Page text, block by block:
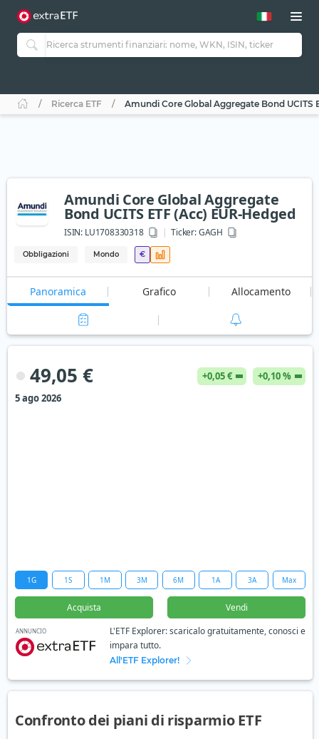
Ricerca ETF Amundi Core Global Aggregate Bond UCITS
Amundi Core Global Aggregate
Bond UCITS ETF (Acc) EUR-Hedged
ISIN: LU1708330318 Ticker:GAGH
Obbligazioni Mondo €
Panoramica Grafico Allocamento
49,05 € +0,05 €
+0,10 %
5 ago 2026
1G 1S 1M 3M 6M 1A 3A Max
Acquista Vendi
ANNUNCIO
L'ETF Explorer: scaricalo gratuitamente, conosci e
impara tutto.
All'ETF Explorer!
Confronto dei piani di risparmio ETF